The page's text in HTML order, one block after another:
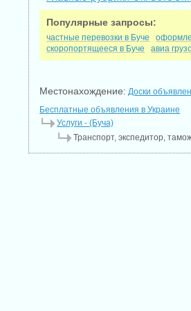
Популярные запросы:
частные перевозки в Буче
скоропортящееся в Буче
авиа
Местонахождение: Доски
Бесплатные объявления в Украине
Услуги - (Буча)
Транспорт, экспедитор,